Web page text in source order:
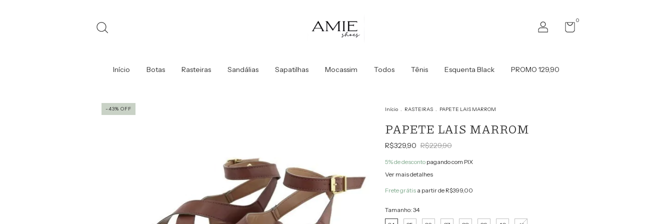
0
Início Botas Rasteiras Sandálias Sapatilhas Mocassim Todos Tênis Esquenta Black PROMO 129,90
-43% OFF Início . RASTEIRAS . PAPETE LAIS MARROM
PAPETE LAIS MARROM
R$329,90 R$229,90
5% de descontopagando com PIX
Ver mais detalhes
Frete grátis a partir de R$399,00
Tamanho: 34